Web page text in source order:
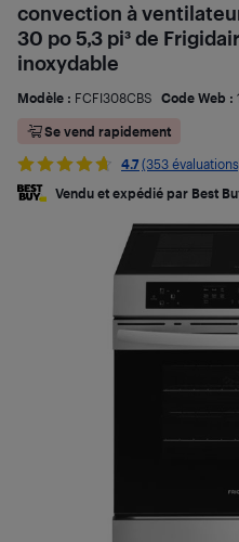
convection à
30 po 5,3 pi³ de
inoxydable
Modèle : FCFI308CBS Code Web :
Se vend rapidement
4.7 (353
Vendu et expédié par Best